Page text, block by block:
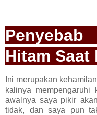
Hitam Saat
Ini merupakan
kalinya
awalnya saya pikir
tidak, dan saya pun